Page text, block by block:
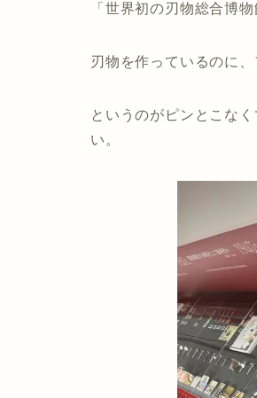
「世界初の刃物総合博物
刃物を作っているのに
というのがピンとこな
い。